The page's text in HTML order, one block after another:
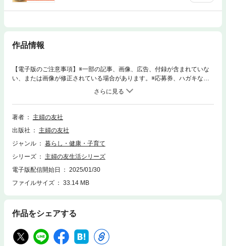
作品情報
【電子版のご注意事項】※一部の記事、画像、広告、付録が含まれていな
い、または画像が修正されている場合があります。※応募券、ハガキなど
はご利用いただけません。※掲載時の商品やサービスは、時間の経過にと
もない提供が終了している場合があります。※この商品は固定レイアウト
で作成されており、タブレットなど大きいディスプレイを備えた端末で読
むことに適しています。また、文字列のハイライトや検索、辞書の参照、
ください。年齢に左右されない！おいしく無理なく、低コストでとれる
「超」たんぱく質たっぷりレシピを251品紹介。年齢とともに不足しがち
なってしまい十分な栄養をとるのがとっても難しい…。だけど生き生きと
元気な体を保つには欠かせない！そんな悩みを抱える人にとっておき。お
財布にも優しくて無理なく続けられる「超たんぱく質おかず」をたっぷり
ご紹介します。メインだけでなく副菜、汁物、忙しい日に便利なワンプレ
ることも可能です。PART１ もりもり！たんぱく質献立 PART２ お肉
んぱく質サブおかずPART５ 超たんぱく質汁もの
著者
主婦の友社
出版社
主婦の友社
ジャンル
暮らし・健康・子育て
シリーズ
主婦の友生活シリーズ
電子版配信開始日
2025/01/30
ファイルサイズ
33.14 MB
作品をシェアする